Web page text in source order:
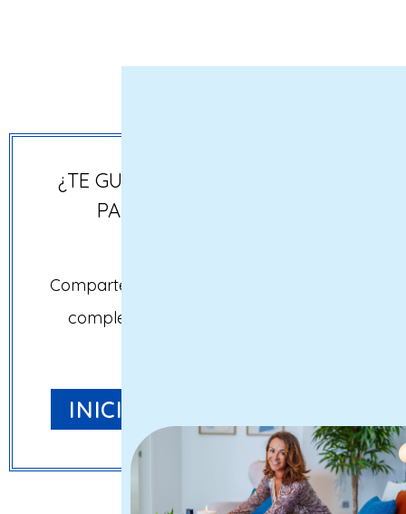
¿TE GUSTARÍA QUE FORMEMOS
PARTE DE TU PRÓXIMO
Comparte con nosotros tus necesidades
completando nuestro formulario de
INICIAMOS